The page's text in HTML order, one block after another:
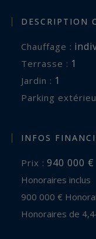
DESCRIPTION
Chauffage :
terrasse : 1
jardin : 1
parking
INFOS
Prix : 940 000 €
Honoraires inclus
900 000 €
Honoraires de